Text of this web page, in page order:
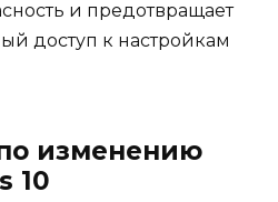
и предотвращает
доступ к настройкам
изменению
10